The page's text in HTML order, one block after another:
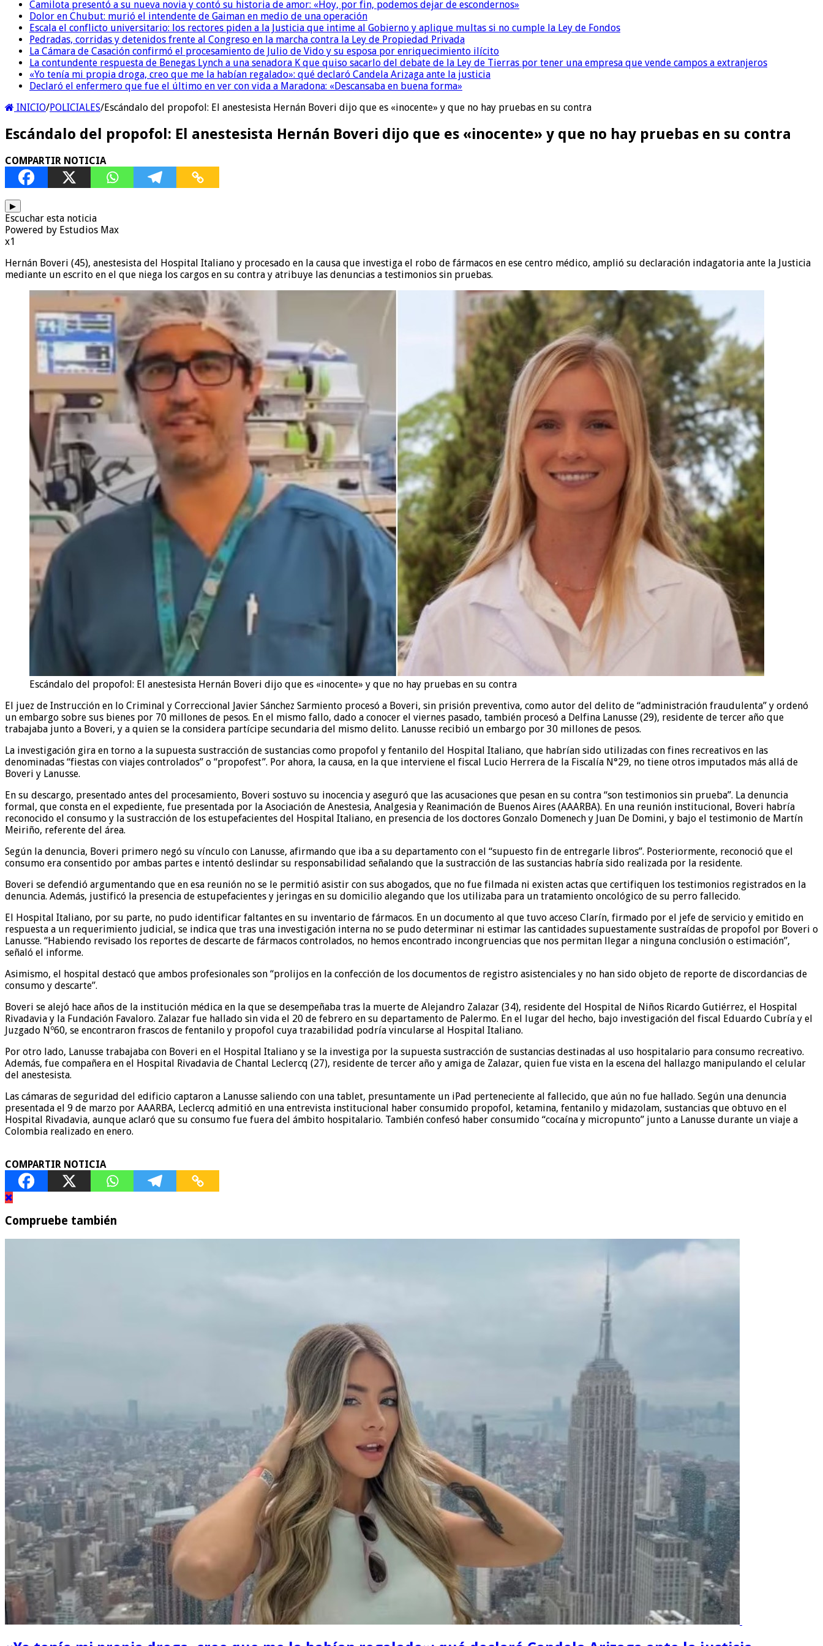
Camilota presentó a su nueva novia y contó su historia de amor: «Hoy, por fin, podemos dejar de escondernos»
Dolor en Chubut: murió el intendente de Gaiman en medio de una operación
Escala el conflicto universitario: los rectores piden a la Justicia que intime al Gobierno y aplique multas si no cumple la Ley de Fondos
Pedradas, corridas y detenidos frente al Congreso en la marcha contra la Ley de Propiedad Privada
La Cámara de Casación confirmó el procesamiento de Julio de Vido y su esposa por enriquecimiento ilícito
La contundente respuesta de Benegas Lynch a una senadora K que quiso sacarlo del debate de la Ley de Tierras por tener una empresa que vende campos a extranjeros
«Yo tenía mi propia droga, creo que me la habían regalado»: qué declaró Candela Arizaga ante la justicia
Declaró el enfermero que fue el último en ver con vida a Maradona: «Descansaba en buena forma»
INICIO/POLICIALES/Escándalo del propofol: El anestesista Hernán Boveri dijo que es «inocente» y que no hay pruebas en su contra
Escándalo del propofol: El anestesista Hernán Boveri dijo que es «inocente» y que no hay pruebas en su contra
COMPARTIR NOTICIA
▶
Escuchar esta noticia
Powered by Estudios Max
x1
Hernán Boveri (45), anestesista del Hospital Italiano y procesado en la causa que investiga el robo de fármacos en ese centro médico, amplió su declaración indagatoria ante la Justicia
mediante un escrito en el que niega los cargos en su contra y atribuye las denuncias a testimonios sin pruebas.
Escándalo del propofol: El anestesista Hernán Boveri dijo que es «inocente» y que no hay pruebas en su contra
El juez de Instrucción en lo Criminal y Correccional Javier Sánchez Sarmiento procesó a Boveri, sin prisión preventiva, como autor del delito de “administración fraudulenta” y ordenó
un embargo sobre sus bienes por 70 millones de pesos. En el mismo fallo, dado a conocer el viernes pasado, también procesó a Delfina Lanusse (29), residente de tercer año que
trabajaba junto a Boveri, y a quien se la considera partícipe secundaria del mismo delito. Lanusse recibió un embargo por 30 millones de pesos.
La investigación gira en torno a la supuesta sustracción de sustancias como propofol y fentanilo del Hospital Italiano, que habrían sido utilizadas con fines recreativos en las
denominadas “fiestas con viajes controlados” o “propofest”. Por ahora, la causa, en la que interviene el fiscal Lucio Herrera de la Fiscalía N°29, no tiene otros imputados más allá de
Boveri y Lanusse.
En su descargo, presentado antes del procesamiento, Boveri sostuvo su inocencia y aseguró que las acusaciones que pesan en su contra “son testimonios sin prueba”. La denuncia
formal, que consta en el expediente, fue presentada por la Asociación de Anestesia, Analgesia y Reanimación de Buenos Aires (AAARBA). En una reunión institucional, Boveri habría
reconocido el consumo y la sustracción de los estupefacientes del Hospital Italiano, en presencia de los doctores Gonzalo Domenech y Juan De Domini, y bajo el testimonio de Martín
Meiriño, referente del área.
Según la denuncia, Boveri primero negó su vínculo con Lanusse, afirmando que iba a su departamento con el “supuesto fin de entregarle libros”. Posteriormente, reconoció que el
consumo era consentido por ambas partes e intentó deslindar su responsabilidad señalando que la sustracción de las sustancias habría sido realizada por la residente.
Boveri se defendió argumentando que en esa reunión no se le permitió asistir con sus abogados, que no fue filmada ni existen actas que certifiquen los testimonios registrados en la
denuncia. Además, justificó la presencia de estupefacientes y jeringas en su domicilio alegando que los utilizaba para un tratamiento oncológico de su perro fallecido.
El Hospital Italiano, por su parte, no pudo identificar faltantes en su inventario de fármacos. En un documento al que tuvo acceso Clarín, firmado por el jefe de servicio y emitido en
respuesta a un requerimiento judicial, se indica que tras una investigación interna no se pudo determinar ni estimar las cantidades supuestamente sustraídas de propofol por Boveri o
Lanusse. “Habiendo revisado los reportes de descarte de fármacos controlados, no hemos encontrado incongruencias que nos permitan llegar a ninguna conclusión o estimación”,
señaló el informe.
Asimismo, el hospital destacó que ambos profesionales son “prolijos en la confección de los documentos de registro asistenciales y no han sido objeto de reporte de discordancias de
consumo y descarte”.
Boveri se alejó hace años de la institución médica en la que se desempeñaba tras la muerte de Alejandro Zalazar (34), residente del Hospital de Niños Ricardo Gutiérrez, el Hospital
Rivadavia y la Fundación Favaloro. Zalazar fue hallado sin vida el 20 de febrero en su departamento de Palermo. En el lugar del hecho, bajo investigación del fiscal Eduardo Cubría y el
Juzgado Nº60, se encontraron frascos de fentanilo y propofol cuya trazabilidad podría vincularse al Hospital Italiano.
Por otro lado, Lanusse trabajaba con Boveri en el Hospital Italiano y se la investiga por la supuesta sustracción de sustancias destinadas al uso hospitalario para consumo recreativo.
Además, fue compañera en el Hospital Rivadavia de Chantal Leclercq (27), residente de tercer año y amiga de Zalazar, quien fue vista en la escena del hallazgo manipulando el celular
del anestesista.
Las cámaras de seguridad del edificio captaron a Lanusse saliendo con una tablet, presuntamente un iPad perteneciente al fallecido, que aún no fue hallado. Según una denuncia
presentada el 9 de marzo por AAARBA, Leclercq admitió en una entrevista institucional haber consumido propofol, ketamina, fentanilo y midazolam, sustancias que obtuvo en el
Hospital Rivadavia, aunque aclaró que su consumo fue fuera del ámbito hospitalario. También confesó haber consumido “cocaína y micropunto” junto a Lanusse durante un viaje a
Colombia realizado en enero.
COMPARTIR NOTICIA
Compruebe también